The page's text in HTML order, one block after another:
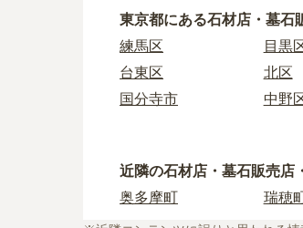
例えば、墓石のお墓で供
樹木葬や納骨堂を取り扱っ
東京都 には霊園が多数あり
もしどのような供養方法や
とおすすめいたします。
また、ライフドットにご
どの情報を収集する事が大
長年にわたってご先祖様を
相性を確認することをおす
しかし、寺院に関する情報
初めての寺院墓地選びに不
・寺院墓地の使用料相場は
東京都にある石材店・墓石
練馬区
目黒
台東区
北区
国分寺市
中野
町田市
府中市
あきる野市
青梅
近隣の石材店・墓石販売店
奥多摩町
瑞穂